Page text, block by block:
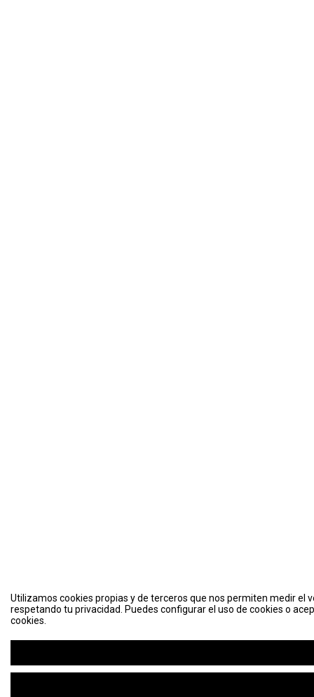
Utilizamos cookies propias y de terceros que nos permiten medir el
respetando tu privacidad. Puedes configurar el uso de cookies o
cookies.